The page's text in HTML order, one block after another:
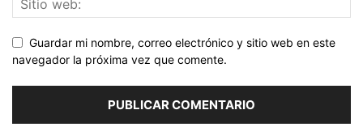
Guardar mi nombre, correo electrónico y sitio web en este
navegador la próxima vez que comente.